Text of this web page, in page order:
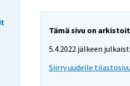
Tämä sivu on
5.4.2022 jälkeen
Siirry uudelle